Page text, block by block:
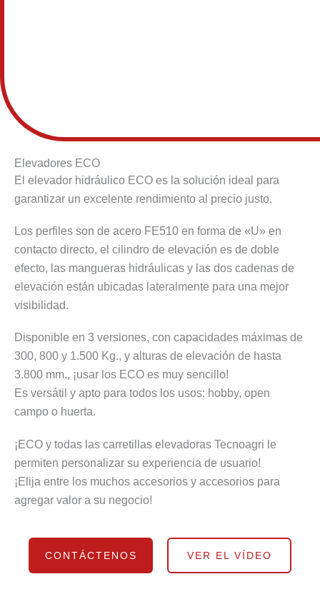
Elevadores ECO
El elevador hidráulico ECO es la solución ideal para
garantizar un excelente rendimiento al precio justo.
Los perfiles son de acero FE510 en forma de «U» en
contacto directo, el cilindro de elevación es de doble
efecto, las mangueras hidráulicas y las dos cadenas de
elevación están ubicadas lateralmente para una mejor
visibilidad.
Disponible en 3 versiones, con capacidades máximas de
300, 800 y 1.500 Kg., y alturas de elevación de hasta
3.800 mm., ¡usar los ECO es muy sencillo!
Es versátil y apto para todos los usos: hobby, open
campo o huerta.
¡ECO y todas las carretillas elevadoras Tecnoagri le
permiten personalizar su experiencia de usuario!
¡Elija entre los muchos accesorios y accesorios para
agregar valor a su negocio!
CONTÁCTENOS VER EL VÍDEO